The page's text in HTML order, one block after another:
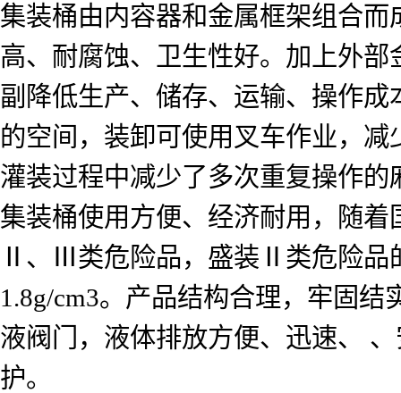
集装桶由内容器和金属框架组合
高、耐腐蚀、卫生性好。加上外
副降低生产、储存、运输、操作
的空间，装卸可使用叉车作业，
灌装过程中减少了多次重复操作
集装桶使用方便、经济耐用，随
Ⅱ、Ⅲ类危险品，盛装Ⅱ类危险品
1.8g/cm3。产品结构合理，牢固
液阀门，液体排放方便、迅速、
护。